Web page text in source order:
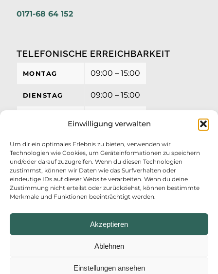
Einwilligung verwalten
Um dir ein optimales Erlebnis zu bieten, verwenden wir
Technologien wie Cookies, um Geräteinformationen zu speichern
und/oder darauf zuzugreifen. Wenn du diesen Technologien
zustimmst, können wir Daten wie das Surfverhalten oder
eindeutige IDs auf dieser Website verarbeiten. Wenn du deine
Zustimmung nicht erteilst oder zurückziehst, können bestimmte
Merkmale und Funktionen beeinträchtigt werden.
Akzeptieren
Ablehnen
Einstellungen ansehen
0171-68 64 152
TELEFONISCHE ERREICHBARKEIT
MONTAG 09:00 – 15:00
DIENSTAG 09:00 – 15:00
FREITAG 09:00 – 12:00